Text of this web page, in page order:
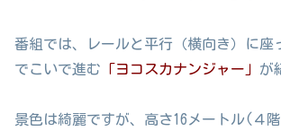
番組では、レールと平行（横向き）に座
でこいで進む 「ヨコスカナンジャー」 が
景色は綺麗ですが、高さ16メートル(４